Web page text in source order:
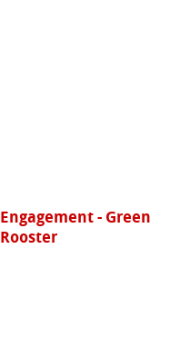
Engagement - Green
Rooster